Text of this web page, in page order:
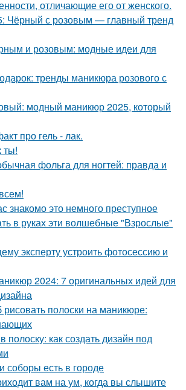
отличающие его от женского.
Чёрный с розовым — главный тренд
и розовым: модные идеи для
тренды маникюра розового с
модный маникюр 2025, который
про гель - лак.
ты!
фольга для ногтей: правда и
знакомо это немного преступное
в руках эти волшебные "Взрослые"
эксперту устроить фотосессию и
2024: 7 оригинальных идей для
рисовать полоски на маникюре:
полоску: как создать дизайн под
соборы есть в городе
вам на ум, когда вы слышите